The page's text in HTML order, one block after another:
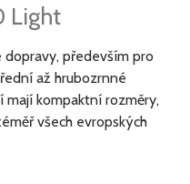
Light
především pro
až hrubozrnné
mají kompaktní rozměry,
všech evropských